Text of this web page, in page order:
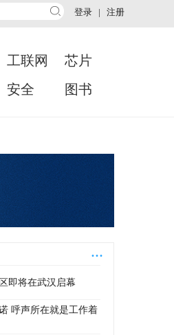
登录 | 注册
工联网
芯片
安全 图书
...
即将在武汉启幕
呼声所在就是工作着